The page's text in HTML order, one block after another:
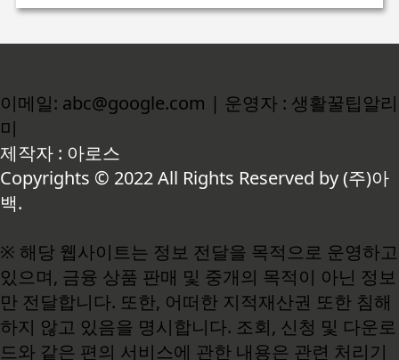
이메일: abc@google.com | 운영자 : 생활꿀팁알리
미
제작자 : 아로스
Copyrights © 2022 All Rights Reserved by (주)아
백.
※ 해당 웹사이트는 정보 전달을 목적으로 운영하고
있으며, 금융 상품 판매 및 중개의 목적이 아닌 정보
만 전달합니다. 또한, 어떠한 지적재산권 또한 침해
하지 않고 있음을 명시합니다. 조회, 신청 및 다운로
드와 같은 편의 서비스에 관한 내용은 관련 처리기